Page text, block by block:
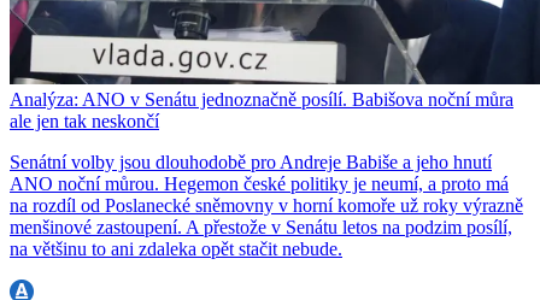
Analýza: ANO v Senátu jednoznačně posílí. Babišova noční můra
ale jen tak neskončí
Senátní volby jsou dlouhodobě pro Andreje Babiše a jeho hnutí
ANO noční můrou. Hegemon české politiky je neumí, a proto má
na rozdíl od Poslanecké sněmovny v horní komoře už roky výrazně
menšinové zastoupení. A přestože v Senátu letos na podzim posílí,
na většinu to ani zdaleka opět stačit nebude.